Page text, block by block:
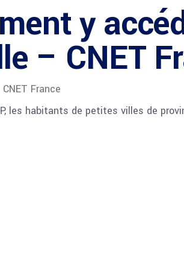
y
– CNET
CNET France
les habitants de petites villes de